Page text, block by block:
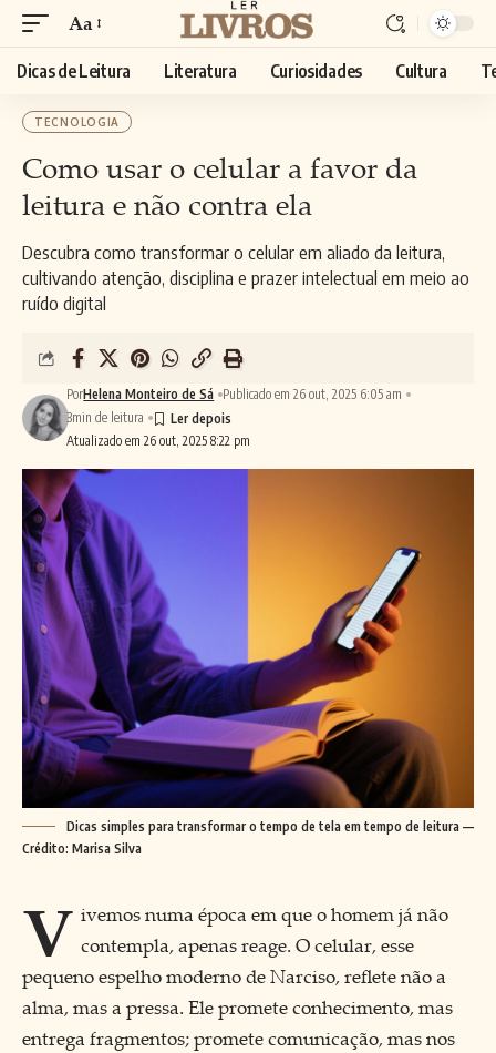
Aa
Dicas de Leitura Literatura Curiosidades Cultura
TECNOLOGIA
Como usar o celular a favor da
leitura e não contra ela
Descubra como transformar o celular em aliado da leitura,
cultivando atenção, disciplina e prazer intelectual em meio ao
ruído digital
Atualizado em 26 out, 2025 8:22 pm
PorHelena Monteiro de Sá Publicado em 26 out, 2025 6:05 am
3min de leitura
Dicas simples para transformar o tempo de tela em tempo de leitura —
Crédito: Marisa Silva
V ivemos numa época em que o homem já não
contempla, apenas reage. O celular, esse
pequeno espelho moderno de Narciso, reflete não a
alma, mas a pressa. Ele promete conhecimento, mas
entrega fragmentos; promete comunicação, mas nos